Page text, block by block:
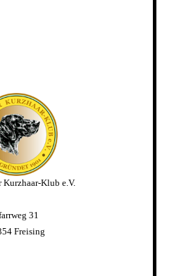
Kurzhaar-Klub e.V.
31
Freising